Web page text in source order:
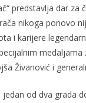
predstavlja dar
nikoga ponovo
i karijere
Živanović i
od dva grada